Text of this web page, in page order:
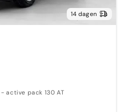
14 dagen
active pack 130 AT